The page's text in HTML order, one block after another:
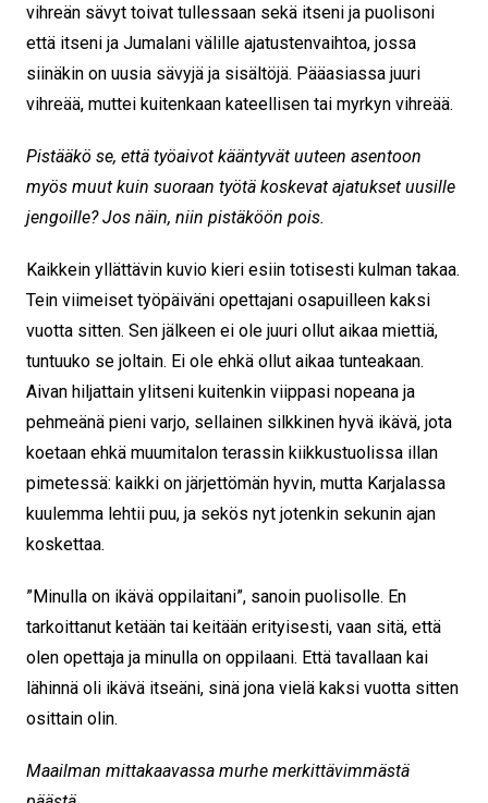
vihreän sävyt toivat tullessaan sekä itseni ja puolisoni
että itseni ja Jumalani välille ajatustenvaihtoa, jossa
siinäkin on uusia sävyjä ja sisältöjä. Pääasiassa juuri
vihreää, muttei kuitenkaan kateellisen tai myrkyn vihreää.
Pistääkö se, että työaivot kääntyvät uuteen asentoon
myös muut kuin suoraan työtä koskevat ajatukset uusille
jengoille? Jos näin, niin pistäköön pois.
Kaikkein yllättävin kuvio kieri esiin totisesti kulman takaa.
Tein viimeiset työpäiväni opettajani osapuilleen kaksi
vuotta sitten. Sen jälkeen ei ole juuri ollut aikaa miettiä,
tuntuuko se joltain. Ei ole ehkä ollut aikaa tunteakaan.
Aivan hiljattain ylitseni kuitenkin viippasi nopeana ja
pehmeänä pieni varjo, sellainen silkkinen hyvä ikävä, jota
koetaan ehkä muumitalon terassin kiikkustuolissa illan
pimetessä: kaikki on järjettömän hyvin, mutta Karjalassa
kuulemma lehtii puu, ja sekös nyt jotenkin sekunin ajan
koskettaa.
”Minulla on ikävä oppilaitani”, sanoin puolisolle. En
tarkoittanut ketään tai keitään erityisesti, vaan sitä, että
olen opettaja ja minulla on oppilaani. Että tavallaan kai
lähinnä oli ikävä itseäni, sinä jona vielä kaksi vuotta sitten
osittain olin.
Maailman mittakaavassa murhe merkittävimmästä